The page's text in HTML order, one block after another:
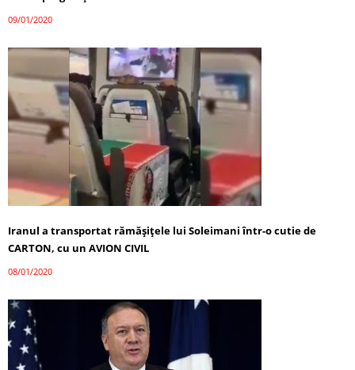
09/01/2020
Iranul a transportat rămăşiţele lui Soleimani într-o cutie de
CARTON, cu un AVION CIVIL
08/01/2020